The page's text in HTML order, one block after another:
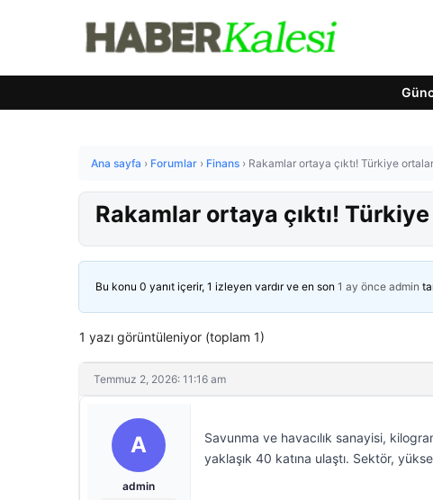
Ana sayfa › Forumlar › Finans › Rakamlar ortaya çıktı! Türkiye
Rakamlar ortaya çıktı! Türkiye
Bu konu 0 yanıt içerir, 1 izleyen vardır ve en son 1 ay önce admin
1 yazı görüntüleniyor (toplam 1)
Temmuz 2, 2026: 11:16 am
A
admin
Savunma ve havacılık sanayisi,
yaklaşık 40 katına ulaştı. Sektör,